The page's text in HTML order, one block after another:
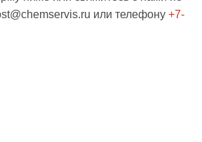
или телефону +7-